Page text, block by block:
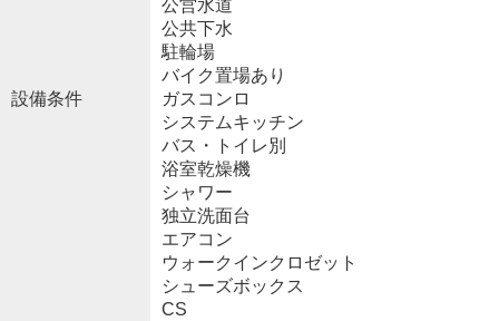
設備条件
公営水道
公共下水
駐輪場
バイク置場あり
ガスコンロ
システムキッチン
バス・トイレ別
浴室乾燥機
シャワー
独立洗面台
エアコン
ウォークインクロゼット
シューズボックス
CS